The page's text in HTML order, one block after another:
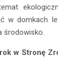
w domkach
środowisko.
w Stronę